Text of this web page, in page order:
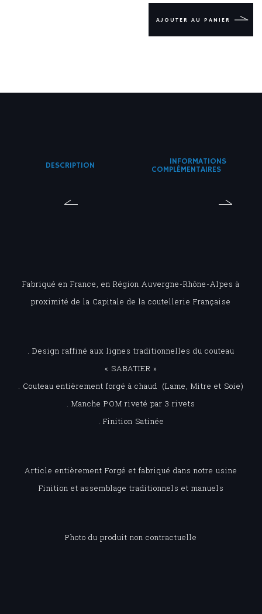
AJOUTER AU PANIER
DESCRIPTION INFORMATIONS
COMPLÉMENTAIRES
Fabriqué en France, en Région Auvergne-Rhône-Alpes à
proximité de la Capitale de la coutellerie Française
. Design raffiné aux lignes traditionnelles du couteau
« SABATIER »
. Couteau entièrement forgé à chaud (Lame, Mitre et Soie)
. Manche POM riveté par 3 rivets
. Finition Satinée
Article entièrement Forgé et fabriqué dans notre usine
Finition et assemblage traditionnels et manuels
Photo du produit non contractuelle